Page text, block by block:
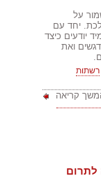
על
לכת. יחד עם
יודעים כיצד
ואת
רשתות
קריאה
לתרום